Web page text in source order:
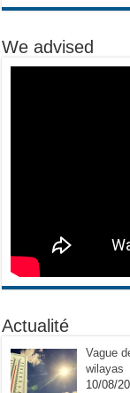
We advised
Actualité
Vague
wilayas
10/08/